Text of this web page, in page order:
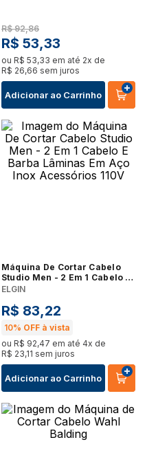
R$ 92,86
R$ 53,33
ou R$ 53,33 em até 2x de
R$ 26,66 sem juros
Adicionar ao Carrinho
Máquina De Cortar Cabelo
Studio Men - 2 Em 1 Cabelo E
Barba Lâminas Em Aço Inox
ELGIN
R$ 83,22
10% OFF à vista
ou R$ 92,47 em até 4x de
R$ 23,11 sem juros
Adicionar ao Carrinho